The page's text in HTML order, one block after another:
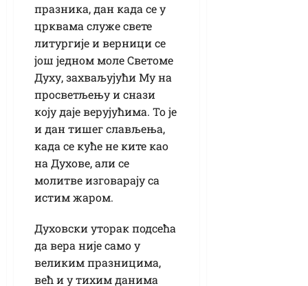
празника, дан када се у
црквама служе свете
литургије и верници се
још једном моле Светоме
Духу, захваљујући Му на
просветљењу и снази
коју даје верујућима. То је
и дан тишег слављења,
када се куће не ките као
на Духове, али се
молитве изговарају са
истим жаром.
Духовски уторак подсећа
да вера није само у
великим празницима,
већ и у тихим данима